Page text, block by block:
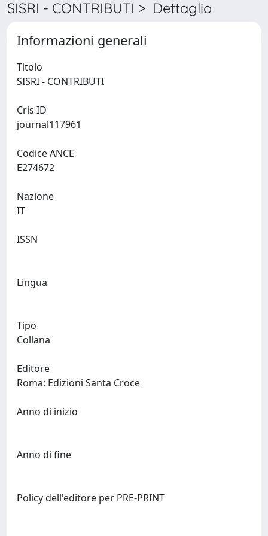
SISRI - CONTRIBUTI > Dettaglio
Informazioni generali
Titolo
Cris ID
Codice ANCE
Nazione
ISSN
Lingua
Tipo
Collana
Editore
Anno di inizio
Anno di fine
Policy dell'editore per PRE-PRINT